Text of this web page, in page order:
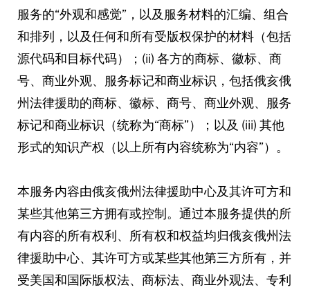
服务的“外观和感觉”，以及服务材料的汇编、组合
和排列，以及任何和所有受版权保护的材料（包括
源代码和目标代码）；(ii) 各方的商标、徽标、商
号、商业外观、服务标记和商业标识，包括俄亥俄
州法律援助的商标、徽标、商号、商业外观、服务
标记和商业标识（统称为“商标”）；以及 (iii) 其他
形式的知识产权（以上所有内容统称为“内容”）。
本服务内容由俄亥俄州法律援助中心及其许可方和
某些其他第三方拥有或控制。通过本服务提供的所
有内容的所有权利、所有权和权益均归俄亥俄州法
律援助中心、其许可方或某些其他第三方所有，并
受美国和国际版权法、商标法、商业外观法、专利